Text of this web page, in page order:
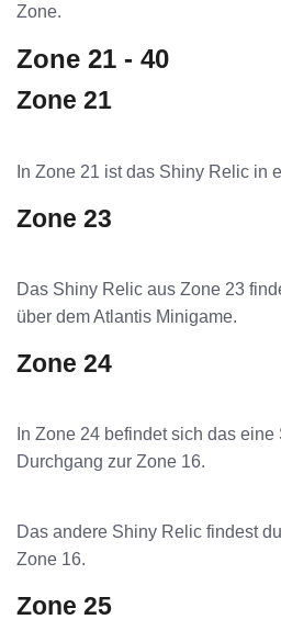
Zone.
Zone 21 - 40
Zone 21
In Zone 21 ist das Shiny Relic in
Zone 23
Das Shiny Relic aus Zone 23
über dem Atlantis Minigame.
Zone 24
In Zone 24 befindet sich das
Durchgang zur Zone 16.
Das andere Shiny Relic findest
Zone 16.
Zone 25